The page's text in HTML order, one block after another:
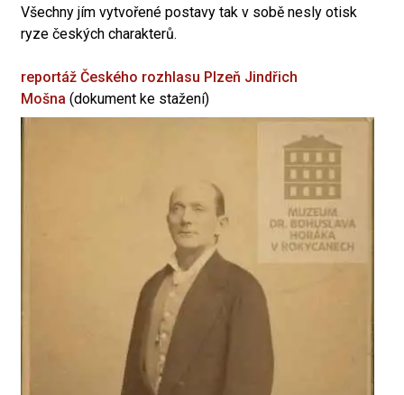
Všechny jím vytvořené postavy tak v sobě nesly otisk
ryze českých charakterů.
reportáž Českého rozhlasu Plzeň Jindřich
Mošna (dokument ke stažení)